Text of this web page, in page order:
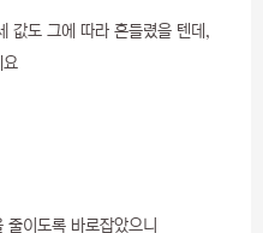
값도 그에 따라 흔들렸을 텐데,
요
이도록 바로잡았으니